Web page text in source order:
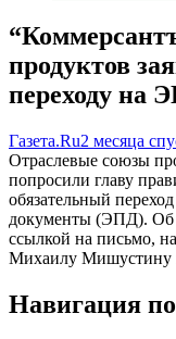
продуктов
переходу на
Газета.Ru2 месяца
Отраслевые союзы
попросили главу
обязательный
документы (ЭПД). Об
ссылкой на письмо,
Михаилу Мишустину
Навигация